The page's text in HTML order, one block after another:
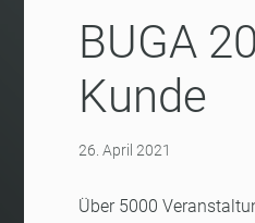
BUGA
Kunde
26. April 2021
Über 5000